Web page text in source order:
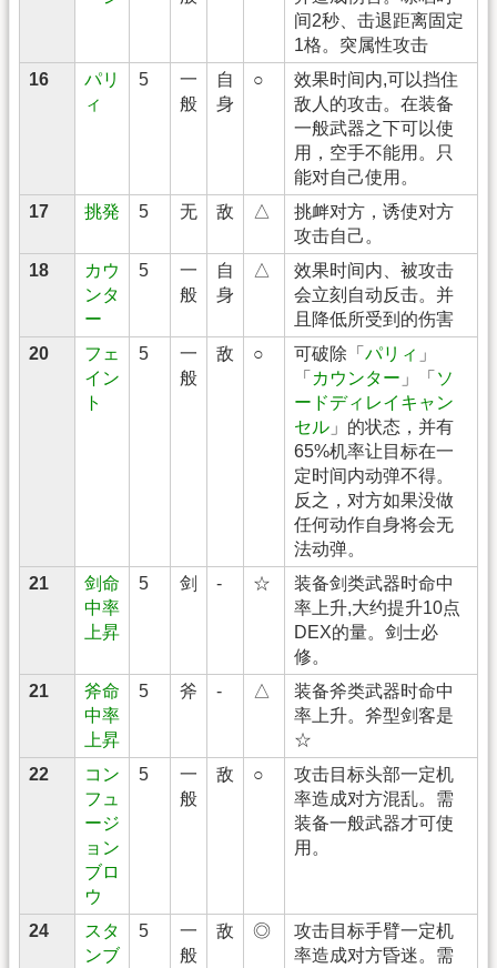
间2秒、击退距离固定
1格。突属性攻击
16
パリ
ィ
5
一
般
自
身
○
效果时间内,可以挡住
敌人的攻击。在装备
一般武器之下可以使
用，空手不能用。只
能对自己使用。
17
挑発 5 无 敌 △
挑衅对方，诱使对方
攻击自己。
18
カウ
ンタ
ー
5
一
般
自
身
△
效果时间内、被攻击
会立刻自动反击。并
且降低所受到的伤害
20
フェ
イン
ト
5
一
般
敌 ○ 可破除「 パリィ 」
「 カウンター 」「 ソ
ードディレイキャン
セル 」的状态，并有
65%机率让目标在一
定时间内动弹不得。
反之，对方如果没做
任何动作自身将会无
法动弹。
21
剑命
中率
上昇
5 剑 - ☆
装备剑类武器时命中
率上升,大约提升10点
DEX的量。剑士必
修。
21
斧命
中率
上昇
5 斧 - △
装备斧类武器时命中
率上升。斧型剑客是
☆
22
コン
フュ
ージ
ョン
ブロ
ウ
5
一
般
敌 ○
攻击目标头部一定机
率造成对方混乱。需
装备一般武器才可使
用。
24
スタ
ンブ
5
一
般
敌 ◎
攻击目标手臂一定机
率造成对方昏迷。需